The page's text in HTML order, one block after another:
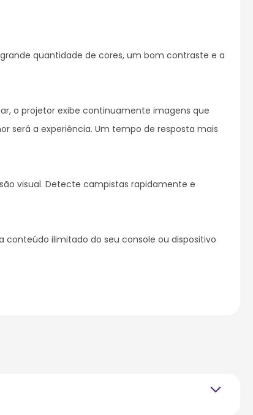
o projetor exibe continuamente imagens que
será a experiência. Um tempo de resposta mais
visual. Detecte campistas rapidamente e
conteúdo ilimitado do seu console ou dispositivo